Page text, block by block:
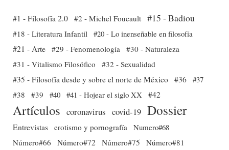
#1 - Filosofía 2.0 #2 - Michel Foucault #15 - Badiou
#18 - Literatura Infantil #20 - Lo inenseñable en filosofía
#21 - Arte #29 - Fenomenología #30 - Naturaleza
#31 - Vitalismo Filosófico
#32 - Sexualidad
#35 - Filosofía desde y sobre el norte de México #36 #37
#38
#39 #40 #41 - Hojear el siglo XX #42
Artículos coronavirus covid-19 Dossier
Entrevistas erotismo y pornografía Numero#68
Número#66
Número#72 Número#75
Número#81